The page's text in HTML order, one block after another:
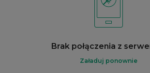
Brak połączenia z
Załaduj ponownie